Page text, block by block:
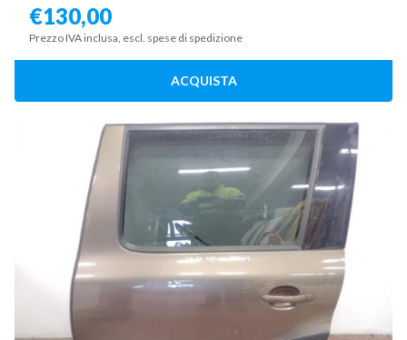
€130,00
Prezzo IVA inclusa, escl. spese di spedizione
ACQUISTA